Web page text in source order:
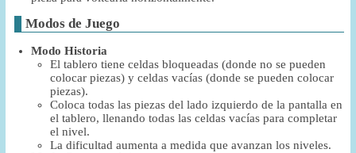
Modos de Juego
Modo Historia
El tablero tiene celdas bloqueadas (donde no se pueden
colocar piezas) y celdas vacías (donde se pueden colocar
piezas).
Coloca todas las piezas del lado izquierdo de la pantalla en
el tablero, llenando todas las celdas vacías para completar
el nivel.
La dificultad aumenta a medida que avanzan los niveles.